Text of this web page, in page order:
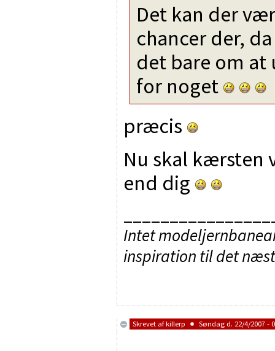
Det kan der
chancer der,
det bare om
for noget
præcis
Nu skal kærsten
end dig
Intet
inspiration til det
Skrevet afkillerp Søndag d. 22/4/2007 -